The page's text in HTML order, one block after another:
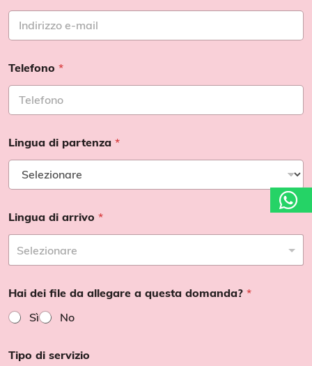
Telefono *
Lingua di partenza *
Lingua di arrivo *
Hai dei file da allegare a questa domanda? *
Sì
No
Tipo di servizio